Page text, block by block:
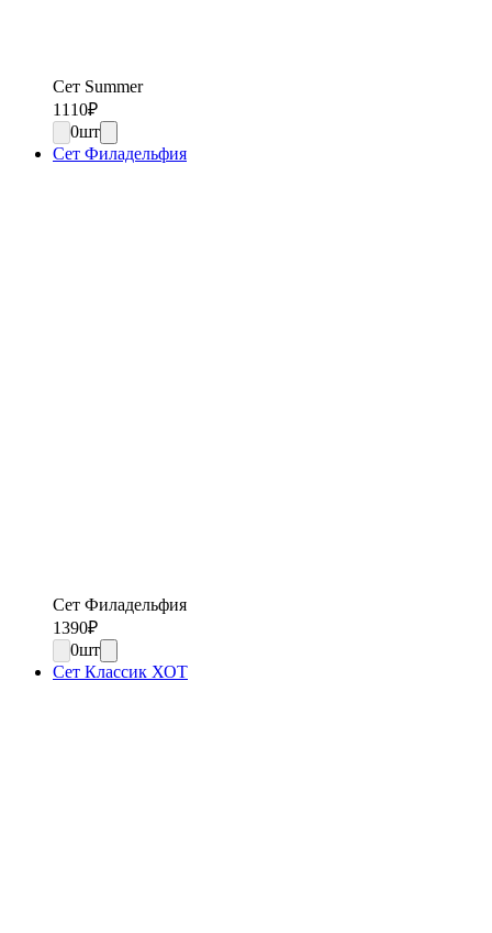
Сет Summer
1110₽
0шт
Сет Филадельфия
Сет Филадельфия
1390₽
0шт
Сет Классик ХОТ